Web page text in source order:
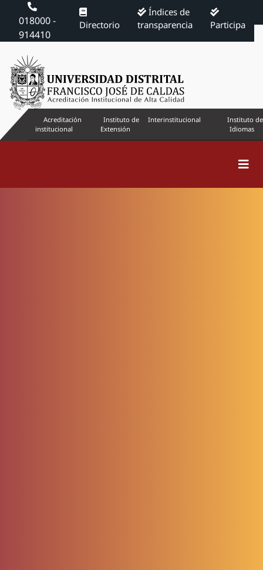
018000 -
914410
Directorio
Índices de
transparencia
Participa
Acreditación
institucional
Instituto de
Extensión
Interinstitucional
Instituto de
Idiomas